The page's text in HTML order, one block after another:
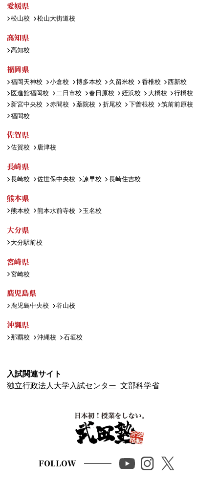
愛媛県
松山校 松山大街道校
高知県
高知校
福岡県
福岡天神校 小倉校 博多本校 久留米校 香椎校
西新校
医進館福岡校
二日市校 春日原校 姪浜校 大橋校
行橋校
新宮中央校
赤間校 薬院校 折尾校 下曽根校
筑前前原校
福間校
佐賀県
佐賀校 唐津校
長崎県
長崎校 佐世保中央校 諫早校 長崎住吉校
熊本県
熊本校 熊本水前寺校 玉名校
大分県
大分駅前校
宮崎県
宮崎校
鹿児島県
鹿児島中央校 谷山校
沖縄県
那覇校 沖縄校 石垣校
入試関連サイト
独立行政法人大学入試センター 文部科学省
FOLLOW